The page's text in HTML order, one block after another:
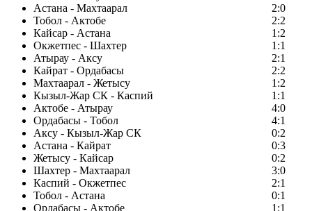
Астана - Махтаарал
2:0
Тобол - Актобе
2:2
Кайсар - Астана
1:2
Окжетпес - Шахтер
1:1
Атырау - Аксу
2:1
Кайрат - Ордабасы
2:2
Махтаарал - Жетысу
1:2
Кызыл-Жар СК - Каспий
1:1
Актобе - Атырау
4:0
Ордабасы - Тобол
4:1
Аксу - Кызыл-Жар СК
0:2
Астана - Кайрат
0:3
Жетысу - Кайсар
0:2
Шахтер - Махтаарал
3:0
Каспий - Окжетпес
2:1
Тобол - Астана
0:1
Ордабасы - Актобе
1:1